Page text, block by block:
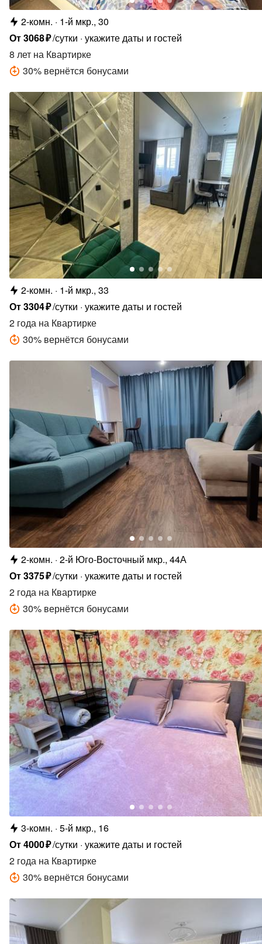
2-комн.
1-й мкр., 30
От3068₽/сутки укажите даты и гостей
8 лет на Квартирке
30% вернётся бонусами
2-комн.
1-й мкр., 33
От3304₽/сутки укажите даты и гостей
2 года на Квартирке
30% вернётся бонусами
2-комн. 2-й Юго-Восточный мкр., 44А
От3375₽/сутки укажите даты и гостей
2 года на Квартирке
30% вернётся бонусами
3-комн. 5-й мкр., 16
От4000₽/сутки укажите даты и гостей
2 года на Квартирке
30% вернётся бонусами